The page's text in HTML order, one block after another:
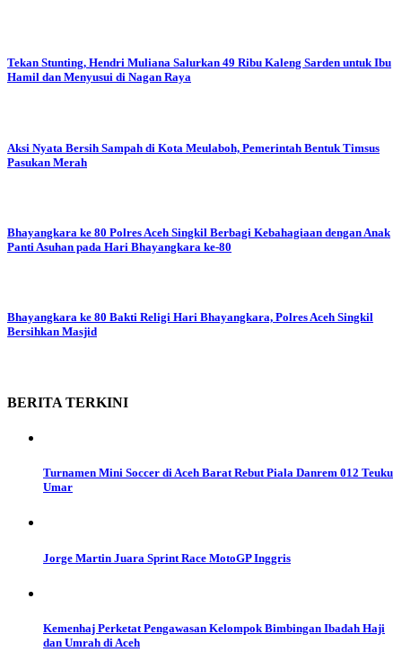
Tekan Stunting, Hendri Muliana Salurkan 49 Ribu Kaleng Sarden untuk Ibu
Hamil dan Menyusui di Nagan Raya
Aksi Nyata Bersih Sampah di Kota Meulaboh, Pemerintah Bentuk Timsus
Pasukan Merah
Bhayangkara ke 80 Polres Aceh Singkil Berbagi Kebahagiaan dengan Anak
Panti Asuhan pada Hari Bhayangkara ke-80
Bhayangkara ke 80 Bakti Religi Hari Bhayangkara, Polres Aceh Singkil
Bersihkan Masjid
BERITA TERKINI
Turnamen Mini Soccer di Aceh Barat Rebut Piala Danrem 012 Teuku
Umar
Jorge Martin Juara Sprint Race MotoGP Inggris
Kemenhaj Perketat Pengawasan Kelompok Bimbingan Ibadah Haji
dan Umrah di Aceh